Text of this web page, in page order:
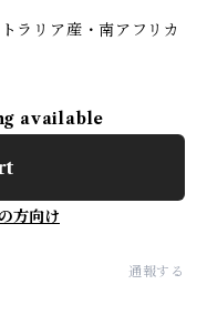
ラリア産・南アフリカ
available
方向け
通報する